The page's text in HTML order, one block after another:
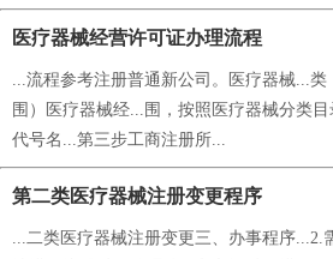
医疗器械经营许可证办理流程
...流程参考注册普通新公司。医疗器械...
围）医疗器械经...围，按照医疗器械分类
代号名...第三步工商注册所...
第二类医疗器械注册变更程序
...二类医疗器械注册变更三、办事程序